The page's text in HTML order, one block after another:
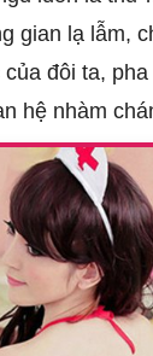
gian lạ lẫm,
đôi ta,
hệ nhàm